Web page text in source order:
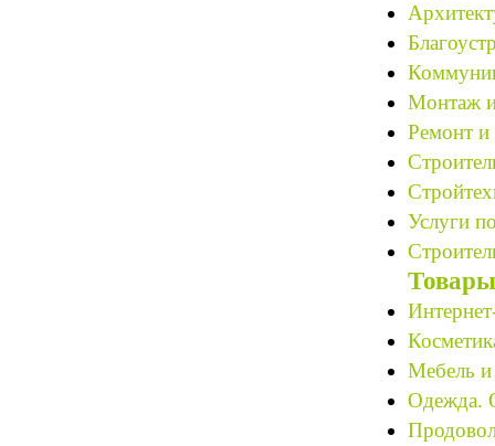
Монтаж
Ремонт и
Услуги
Мебель
Одежда.